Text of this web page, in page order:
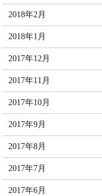
2018年2月
2018年1月
2017年12月
2017年11月
2017年10月
2017年9月
2017年8月
2017年7月
2017年6月